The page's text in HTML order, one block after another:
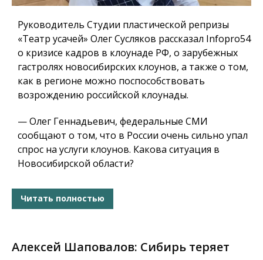
Руководитель Студии пластической репризы
«Театр усачей» Олег Сусляков рассказал Infopro54
о кризисе кадров в клоунаде РФ, о зарубежных
гастролях новосибирских клоунов, а также о том,
как в регионе можно поспособствовать
возрождению российской клоунады.
— Олег Геннадьевич, федеральные СМИ
сообщают о том, что в России очень сильно упал
спрос на услуги клоунов. Какова ситуация в
Новосибирской области?
Читать полностью
Алексей Шаповалов: Сибирь теряет